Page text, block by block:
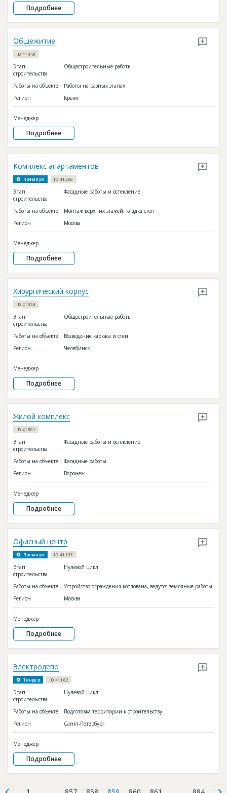
Подробнее
ID 41449
Общежитие
Этап
строительства
Общестроительные работы
Работы на объекте
Работы на разных этапах
Регион
Крым
Менеджер
Подробнее
Премиум ID 41366
Комплекс апартаментов
Этап
строительства
Фасадные работы и остекление
Работы на объекте
Монтаж верхних этажей, кладка стен
Регион
Москва
Менеджер
Подробнее
ID 41324
Хирургический корпус
Этап
строительства
Общестроительные работы
Работы на объекте
Возведение каркаса и стен
Регион
Челябинск
Менеджер
Подробнее
ID 41301
Жилой комплекс
Этап
строительства
Фасадные работы и остекление
Работы на объекте
Фасадные работы
Регион
Воронеж
Менеджер
Подробнее
Премиум ID 41197
Офисный центр
Этап
строительства
Нулевой цикл
Работы на объекте
Устройство ограждения котлована, ведутся земляные работы
Регион
Москва
Менеджер
Подробнее
Тендер ID 41182
Электродепо
Этап
строительства
Нулевой цикл
Работы на объекте
Подготовка территории к строительству
Регион
Санкт-Петербург
Менеджер
Подробнее